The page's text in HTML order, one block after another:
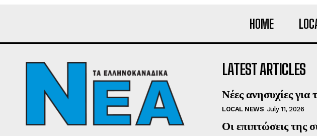
HOME
LATEST ARTICLES
Νέες ανησυχίες για
LOCAL NEWS July 11, 2026
Οι επιπτώσεις